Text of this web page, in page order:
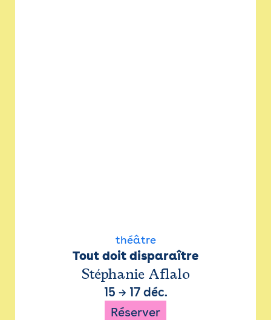
théâtre
Tout doit disparaître
Stéphanie Aflalo
15 → 17 déc.
Réserver